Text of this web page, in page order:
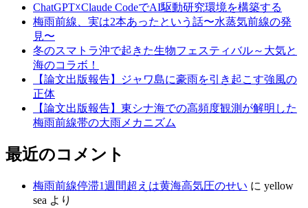
ChatGPT☓Claude CodeでAI駆動研究環境を構築する
梅雨前線、実は2本あったという話〜水蒸気前線の発
見〜
冬のスマトラ沖で起きた生物フェスティバル～大気と
海のコラボ！
【論文出版報告】ジャワ島に豪雨を引き起こす強風の
正体
【論文出版報告】東シナ海での高頻度観測が解明した
梅雨前線帯の大雨メカニズム
最近のコメント
梅雨前線停滞1週間超えは黄海高気圧のせい に yellow
sea より